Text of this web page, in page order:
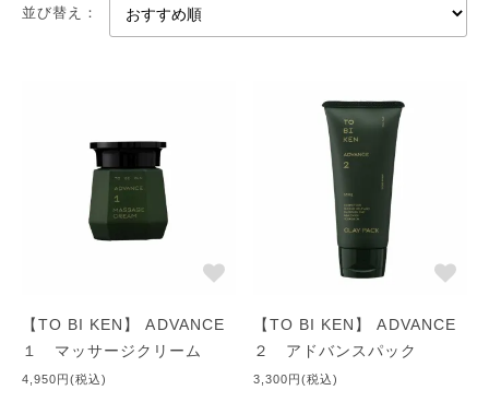
並び替え：
【TO BI KEN】 ADVANCE
１ マッサージクリーム
4,950円(税込)
【TO BI KEN】 ADVANCE
２ アドバンスパック
3,300円(税込)